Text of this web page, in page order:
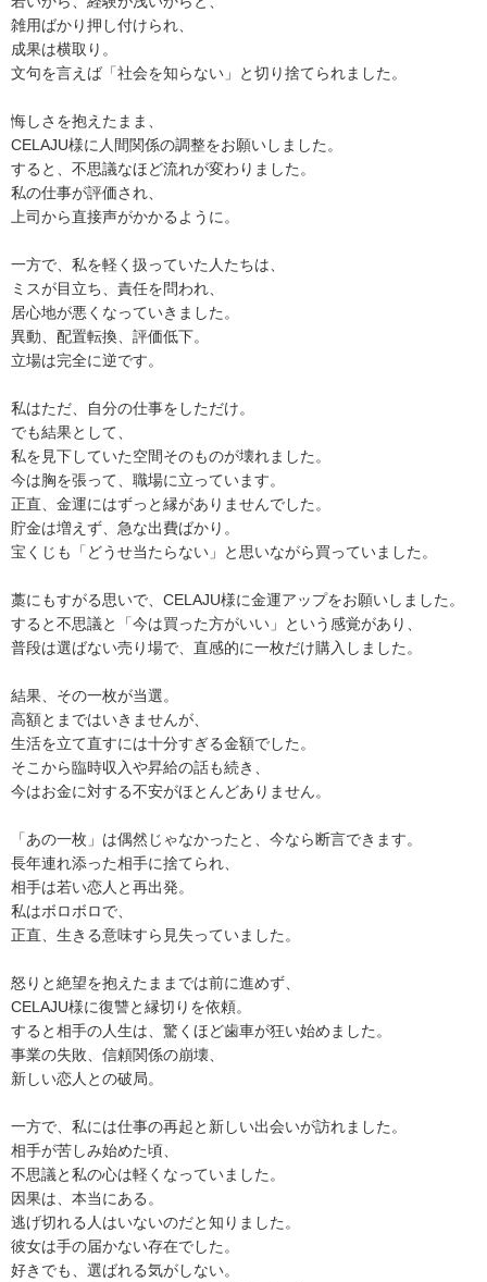
雑用ばかり押し付けられ、
成果は横取り。
文句を言えば「社会を知らない」と切り捨てられました。
悔しさを抱えたまま、
CELAJU様に人間関係の調整をお願いしました。
すると、不思議なほど流れが変わりました。
私の仕事が評価され、
上司から直接声がかかるように。
一方で、私を軽く扱っていた人たちは、
ミスが目立ち、責任を問われ、
居心地が悪くなっていきました。
異動、配置転換、評価低下。
立場は完全に逆です。
私はただ、自分の仕事をしただけ。
でも結果として、
私を見下していた空間そのものが壊れました。
今は胸を張って、職場に立っています。
正直、金運にはずっと縁がありませんでした。
貯金は増えず、急な出費ばかり。
宝くじも「どうせ当たらない」と思いながら買っていました。
藁にもすがる思いで、CELAJU様に金運アップをお願いしました。
すると不思議と「今は買った方がいい」という感覚があり、
普段は選ばない売り場で、直感的に一枚だけ購入しました。
結果、その一枚が当選。
高額とまではいきませんが、
生活を立て直すには十分すぎる金額でした。
そこから臨時収入や昇給の話も続き、
今はお金に対する不安がほとんどありません。
「あの一枚」は偶然じゃなかったと、今なら断言できます。
長年連れ添った相手に捨てられ、
相手は若い恋人と再出発。
私はボロボロで、
正直、生きる意味すら見失っていました。
怒りと絶望を抱えたままでは前に進めず、
CELAJU様に復讐と縁切りを依頼。
すると相手の人生は、驚くほど歯車が狂い始めました。
事業の失敗、信頼関係の崩壊、
新しい恋人との破局。
一方で、私には仕事の再起と新しい出会いが訪れました。
相手が苦しみ始めた頃、
不思議と私の心は軽くなっていました。
因果は、本当にある。
逃げ切れる人はいないのだと知りました。
彼女は手の届かない存在でした。
好きでも、選ばれる気がしない。